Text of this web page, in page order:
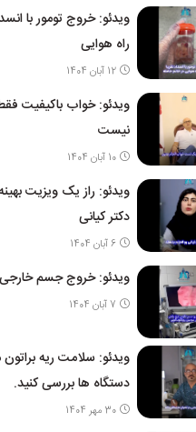
ویدئو: خروج تومور با
راه هوایی
12 آبان 1404
ویدئو: خواب باکیفیت
نیست
10 آبان 1404
ویدئو: راز یک ویزیت
دکتر کیانی
6 آبان 1404
ویدئو: خروج جسم
7 آبان 1404
ویدئو: سلامت ریه براتون
دستگاه ها بررسی کنید.
30 مهر 1404